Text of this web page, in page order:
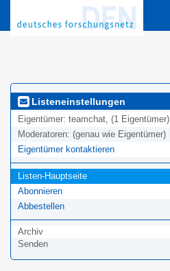
Listeneinstellungen
Eigentümer: teamchat, (1 Eigentümer)
Moderatoren: (genau wie Eigentümer)
Eigentümer kontaktieren
Listen-Hauptseite
Abonnieren
Abbestellen
Archiv
Senden